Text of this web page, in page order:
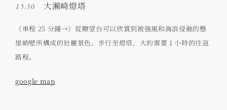
15:30 大瀨崎燈塔
（車程 25 分鐘→）從瞭望台可以欣賞到被強風和海浪侵蝕的懸
崖峭壁所構成的壯麗景色。步行至燈塔，大約需要 1 小時的往返
路程。
google map